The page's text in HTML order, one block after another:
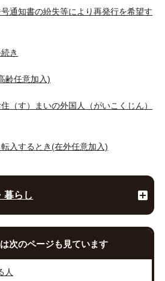
通知書の紛失等により再発行を希望す
き
齢任意加入)
（す）まいの外国人（がいこくじん）
入するとき(在外任意加入)
暮らし
次のページも見ています
人